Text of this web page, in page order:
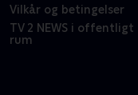
Vilkår og betingelser
TV 2 NEWS i offentligt
rum